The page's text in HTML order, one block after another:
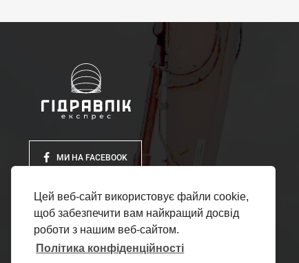
Цей веб-сайт використовує файли cookie,
щоб забезпечити вам найкращий досвід
роботи з нашим веб-сайтом.
Політика конфіденційності
МИ НА FACEBOOK